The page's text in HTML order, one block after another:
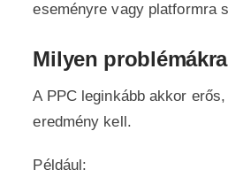
eseményre vagy platformra
Milyen
A PPC leginkább akkor
eredmény kell.
Például: